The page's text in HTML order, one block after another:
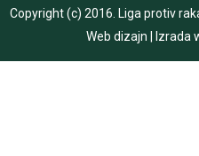
Copyright (c) 2016. Liga protiv
Web dizajn
Izrada